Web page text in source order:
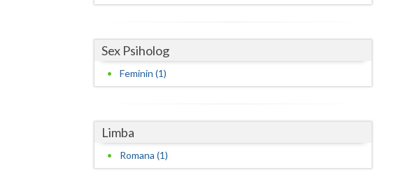
Neamt
Sex Psiholog
Feminin (1)
Limba
Romana (1)